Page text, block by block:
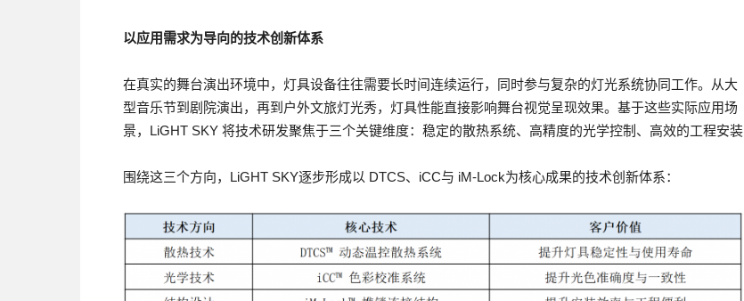
以应用需求为导向的技术创新体系
在真实的舞台演出环境中，灯具设备往往需要长时间连续运行，同时参与复杂的灯光系统协同工作。从大
型音乐节到剧院演出，再到户外文旅灯光秀，灯具性能直接影响舞台视觉呈现效果。基于这些实际应用场
景，LiGHT SKY 将技术研发聚焦于三个关键维度：稳定的散热系统、高精度的光学控制、高效的工程安装
围绕这三个方向，LiGHT SKY逐步形成以 DTCS、iCC与 iM-Lock为核心成果的技术创新体系：